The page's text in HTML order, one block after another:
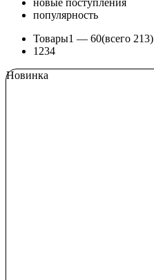
популярность
Товары1 — 60(всего 213)
1 234
Новинка